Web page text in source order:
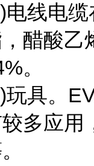
电线电
醋酸乙
。
玩具。
多应用